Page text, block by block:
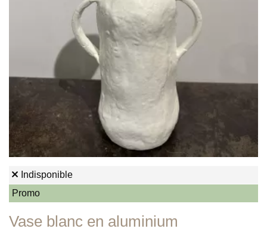
Indisponible
Promo
Vase blanc en aluminium